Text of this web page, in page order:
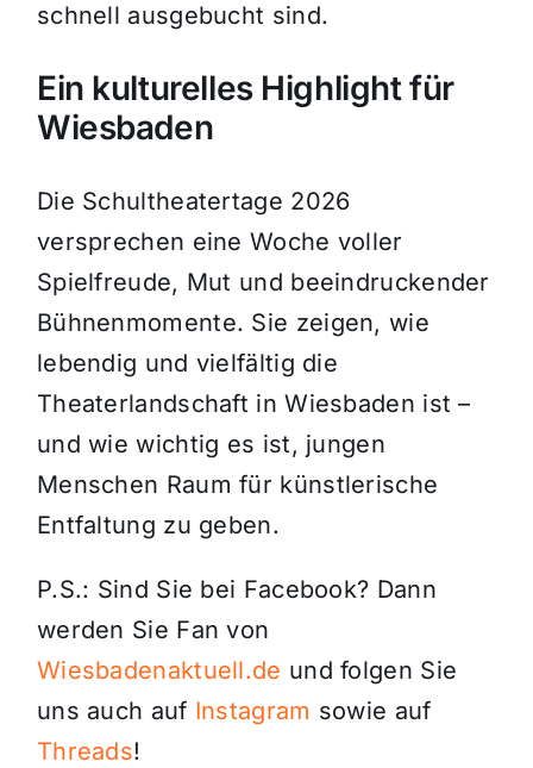
schnell ausgebucht sind.
Ein kulturelles Highlight für
Wiesbaden
Die Schultheatertage 2026
versprechen eine Woche voller
Spielfreude, Mut und beeindruckender
Bühnenmomente. Sie zeigen, wie
lebendig und vielfältig die
Theaterlandschaft in Wiesbaden ist –
und wie wichtig es ist, jungen
Menschen Raum für künstlerische
Entfaltung zu geben.
P.S.: Sind Sie bei Facebook? Dann
werden Sie Fan von
Wiesbadenaktuell.de und folgen Sie
uns auch auf Instagram sowie auf
Threads!